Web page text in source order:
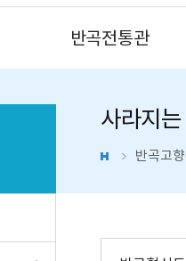
반곡전통관
사라지
반곡고